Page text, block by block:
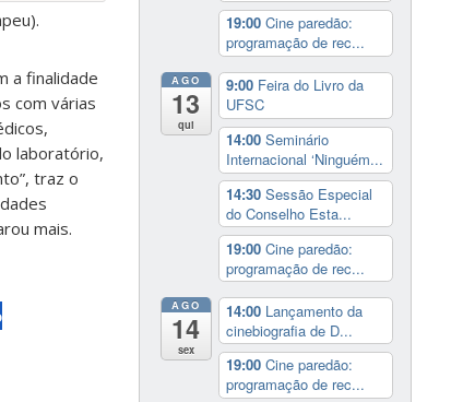
a finalidade
com várias
laboratório,
traz o
mais.
19:00 Cine paredão:
programação de rec...
AGO
13
qui
9:00 Feira do Livro da
UFSC
14:00 Seminário
Internacional ‘Ninguém...
14:30 Sessão Especial
do Conselho Esta...
19:00 Cine paredão:
programação de rec...
AGO
14
sex
14:00 Lançamento da
cinebiografia de D...
19:00 Cine paredão:
programação de rec...